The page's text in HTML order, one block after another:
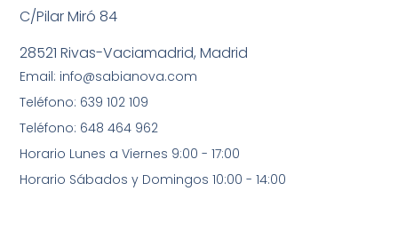
C/Pilar Miró 84
28521 Rivas-Vaciamadrid, Madrid
Email: info@sabianova.com
Teléfono: 639 102 109
Teléfono: 648 464 962
Horario Lunes a Viernes 9:00 - 17:00
Horario Sábados y Domingos 10:00 - 14:00